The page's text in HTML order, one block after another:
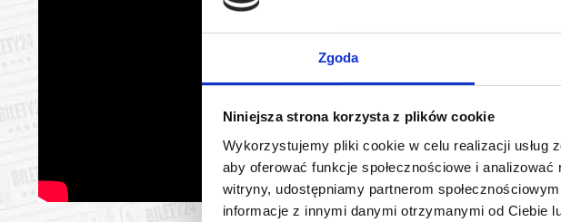
Zgoda
Niniejsza strona korzysta z plików cookie
Wykorzystujemy pliki cookie w celu realizacji usług
aby oferować funkcje społecznościowe i
witryny, udostępniamy partnerom
informacje z innymi danymi otrzymanymi od Ciebie